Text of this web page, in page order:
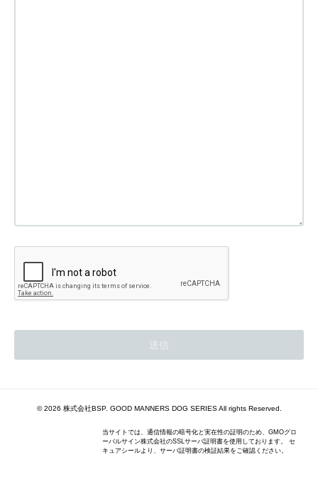
© 2026 株式会社BSP. GOOD MANNERS DOG SERIES All rights Reserved.
当サイトでは、通信情報の暗号化と実在性の証明のため、GMOグロ
ーバルサイン株式会社のSSLサーバ証明書を使用しております。 セ
キュアシールより、サーバ証明書の検証結果をご確認ください。